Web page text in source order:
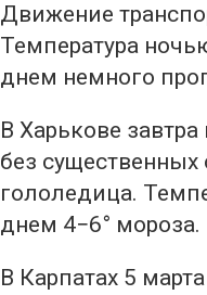
Движение
Температура
днем ​​немного
В Харькове
без существенных
гололедица.
днем ​​4−6° мороза.
В Карпатах 5